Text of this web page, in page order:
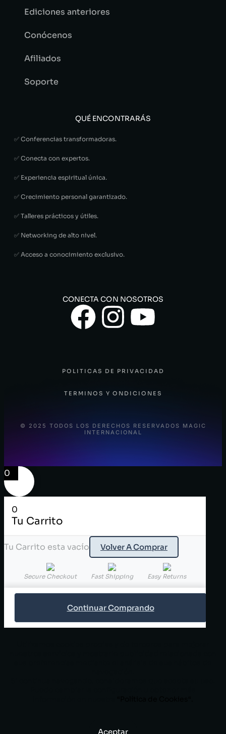
Ediciones anteriores
Conócenos
Afiliados
Soporte
QUÉ ENCONTRARÁS
✅ Conferencias transformadoras.
✅ Conecta con expertos.
✅ Experiencia espiritual única.
✅ Crecimiento personal garantizado.
✅ Talleres prácticos y útiles.
✅ Networking de alto nivel.
✅ Acceso a conocimiento exclusivo.
CONECTA CON NOSOTROS
© 2025 TODOS LOS DERECHOS RESERVADOS MAGIC
INTERNACIONAL
POLITICAS DE PRIVACIDAD
TERMINOS Y ONDICIONES
0
0
Tu Carrito
Tu Carrito esta vacío Volver A Comprar
Secure Checkout Fast Shipping Easy Returns
Continuar Comprando
Aceptar